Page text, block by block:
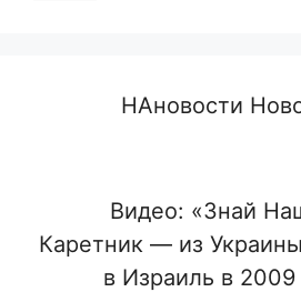
НАновости
Видео: «Знай
Каретник — из
в Израиль в